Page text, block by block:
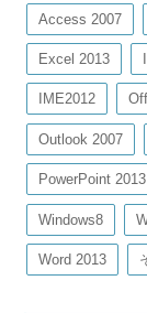
Access 2007
Excel 2013
IME2012
Outlook 2007
PowerPoint 2013
Windows8
Word 2013